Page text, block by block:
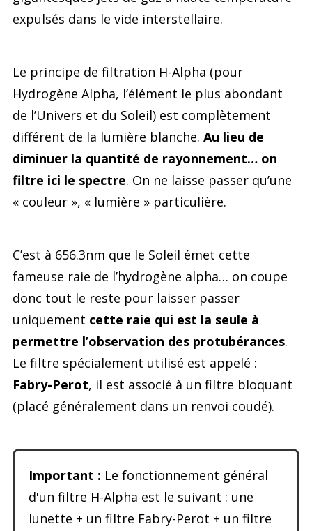
expulsés dans le vide interstellaire.
Le principe de filtration H-Alpha (pour
Hydrogène Alpha, l’élément le plus abondant
de l’Univers et du Soleil) est complètement
différent de la lumière blanche. Au lieu de
diminuer la quantité de rayonnement… on
filtre ici le spectre. On ne laisse passer qu’une
« couleur », « lumière » particulière.
C’est à 656.3nm que le Soleil émet cette
fameuse raie de l’hydrogène alpha… on coupe
donc tout le reste pour laisser passer
uniquement cette raie qui est la seule à
permettre l’observation des protubérances.
Le filtre spécialement utilisé est appelé :
Fabry-Perot, il est associé à un filtre bloquant
(placé généralement dans un renvoi coudé).
Important : Le fonctionnement général
d'un filtre H-Alpha est le suivant : une
lunette + un filtre Fabry-Perot + un filtre